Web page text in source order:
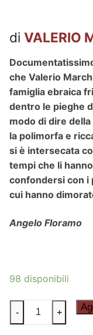
di VALERIO
che Valerio
famiglia ebraica
dentro le pieghe
modo di dire
la polimorfa e
si è intersecata
tempi che li
confondersi con i
cui hanno
Angelo Floramo
98 disponibili
OCCHI
- +